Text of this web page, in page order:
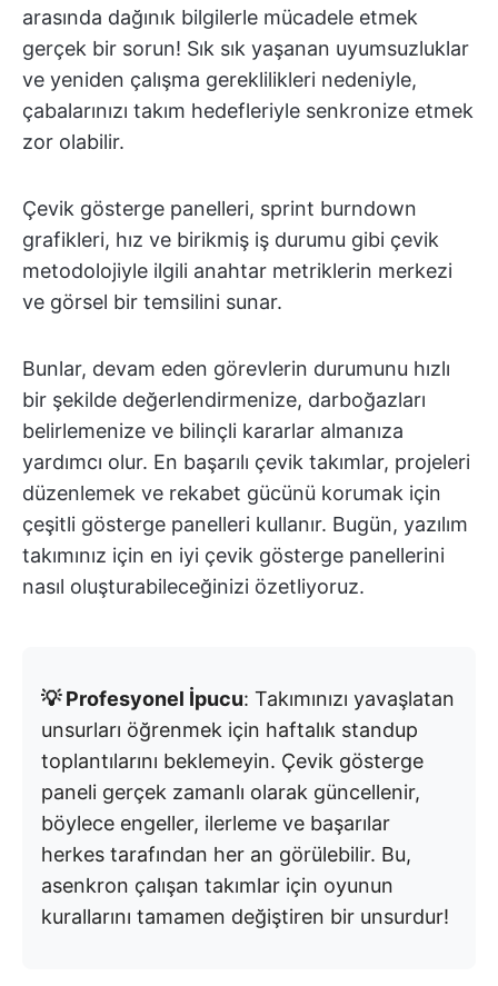
arasında dağınık bilgilerle mücadele etmek
gerçek bir sorun! Sık sık yaşanan uyumsuzluklar
ve yeniden çalışma gereklilikleri nedeniyle,
çabalarınızı takım hedefleriyle senkronize etmek
zor olabilir.
Çevik gösterge panelleri, sprint burndown
grafikleri, hız ve birikmiş iş durumu gibi çevik
metodolojiyle ilgili anahtar metriklerin merkezi
ve görsel bir temsilini sunar.
Bunlar, devam eden görevlerin durumunu hızlı
bir şekilde değerlendirmenize, darboğazları
belirlemenize ve bilinçli kararlar almanıza
yardımcı olur. En başarılı çevik takımlar, projeleri
düzenlemek ve rekabet gücünü korumak için
çeşitli gösterge panelleri kullanır. Bugün, yazılım
takımınız için en iyi çevik gösterge panellerini
nasıl oluşturabileceğinizi özetliyoruz.
💡 Profesyonel İpucu: Takımınızı yavaşlatan
unsurları öğrenmek için haftalık standup
toplantılarını beklemeyin. Çevik gösterge
paneli gerçek zamanlı olarak güncellenir,
böylece engeller, ilerleme ve başarılar
herkes tarafından her an görülebilir. Bu,
asenkron çalışan takımlar için oyunun
kurallarını tamamen değiştiren bir unsurdur!